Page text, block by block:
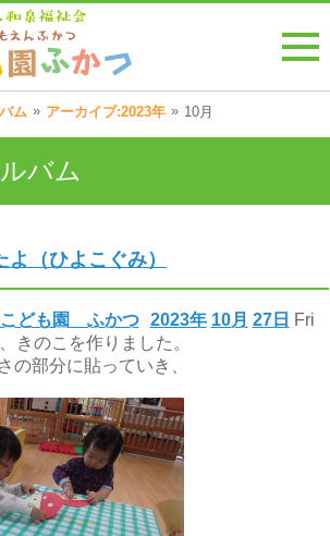
ム » アーカイブ:2023年 » 10月
バム
（ひよこぐみ）
2023年 10月 27日 Fri
ども園 ふかつ
きのこを作りました。
の部分に貼っていき、